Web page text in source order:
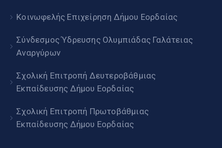
Κοινωφελής Επιχείρηση Δήμου Εορδαίας
Σύνδεσμος Ύδρευσης Ολυμπιάδας Γαλάτειας
Αναργύρων
Σχολική Επιτροπή Δευτεροβάθμιας
Εκπαίδευσης Δήμου Εορδαίας
Σχολική Επιτροπή Πρωτοβάθμιας
Εκπαίδευσης Δήμου Εορδαίας